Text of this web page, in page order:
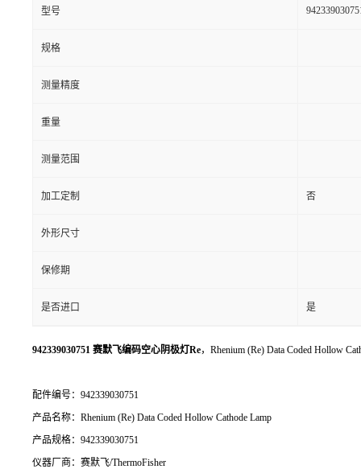
型号
规格
测量精度
重量
测量范围
加工定制 否
外形尺寸
保修期
是否进口 是
942339030751 赛默飞编码空心阴极灯Re，Rhenium (Re) Data Coded Hollow
配件编号：942339030751
产品名称：Rhenium (Re) Data Coded Hollow Cathode Lamp
产品规格：942339030751
仪器厂商：赛默飞/ThermoFisher